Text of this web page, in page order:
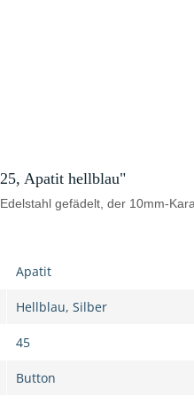
Apatit hellblau"
gefädelt, der 10mm-
Apatit
Hellblau, Silber
45
Button